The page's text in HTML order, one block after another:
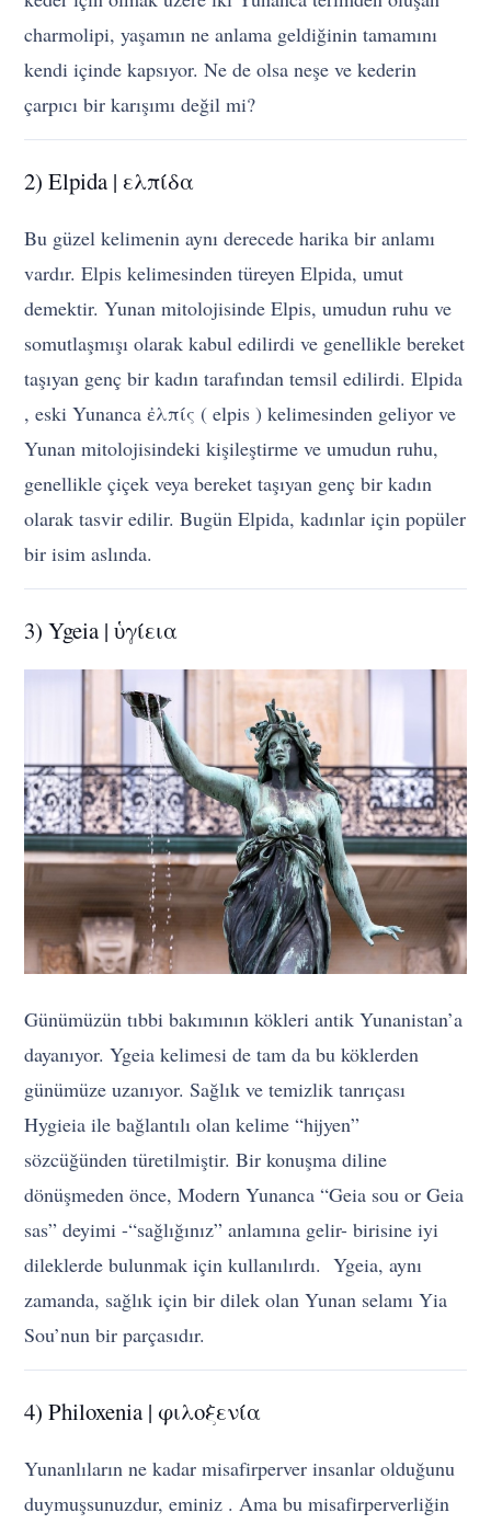
charmolipi, yaşamın ne anlama geldiğinin tamamını
kendi içinde kapsıyor. Ne de olsa neşe ve kederin
çarpıcı bir karışımı değil mi?
2) Elpida | ελπίδα
Bu güzel kelimenin aynı derecede harika bir anlamı
vardır. Elpis kelimesinden türeyen Elpida, umut
demektir. Yunan mitolojisinde Elpis, umudun ruhu ve
somutlaşmışı olarak kabul edilirdi ve genellikle bereket
taşıyan genç bir kadın tarafından temsil edilirdi. Elpida
, eski Yunanca ἐλπίς ( elpis ) kelimesinden geliyor ve
Yunan mitolojisindeki kişileştirme ve umudun ruhu,
genellikle çiçek veya bereket taşıyan genç bir kadın
olarak tasvir edilir. Bugün Elpida, kadınlar için popüler
bir isim aslında.
3) Ygeia | ὑγίεια
Günümüzün tıbbi bakımının kökleri antik Yunanistan’a
dayanıyor. Ygeia kelimesi de tam da bu köklerden
günümüze uzanıyor. Sağlık ve temizlik tanrıçası
Hygieia ile bağlantılı olan kelime “hijyen”
sözcüğünden türetilmiştir. Bir konuşma diline
dönüşmeden önce, Modern Yunanca “Geia sou or Geia
sas” deyimi -“sağlığınız” anlamına gelir- birisine iyi
dileklerde bulunmak için kullanılırdı. Ygeia, aynı
zamanda, sağlık için bir dilek olan Yunan selamı Yia
Sou’nun bir parçasıdır.
4) Philoxenia | φιλοξενία
Yunanlıların ne kadar misafirperver insanlar olduğunu
duymuşsunuzdur, eminiz . Ama bu misafirperverliğin